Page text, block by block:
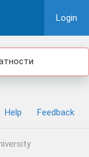
Login
Help Feedback